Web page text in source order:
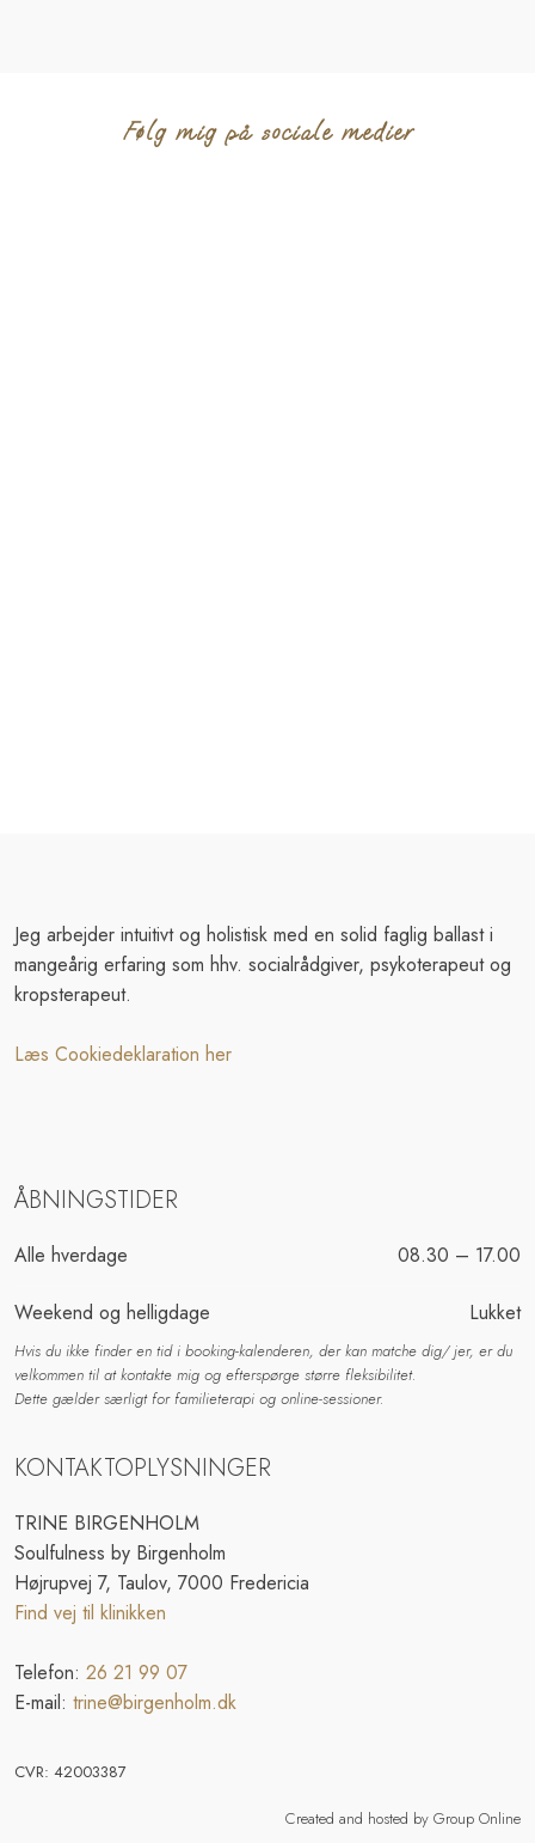
Følg mig på sociale medier
Jeg arbejder intuitivt og holistisk med en solid faglig ballast i
mangeårig erfaring som hhv. socialrådgiver, psykoterapeut og
kropsterapeut.
Læs Cookiedeklaration her
ÅBNINGSTIDER​
Alle hverdage​ 08.30 – 17.00​
Weekend og helligdage Lukket
Hvis du ikke finder en tid i booking-kalenderen, der kan matche dig/ jer, er du
velkommen til at kontakte mig og efterspørge større fleksibilitet.
Dette gælder særligt for familieterapi og online-sessioner.
KONTAKTOPLYSNINGER
TRINE BIRGENHOLM
Soulfulness by Birgenholm
Højrupvej 7, Taulov, 7000 Fredericia
Find vej til klinikken
Telefon:26 21 99 07
E-mail:trine@birgenholm.dk
CVR​: 42003387
Created and hosted by Group Online